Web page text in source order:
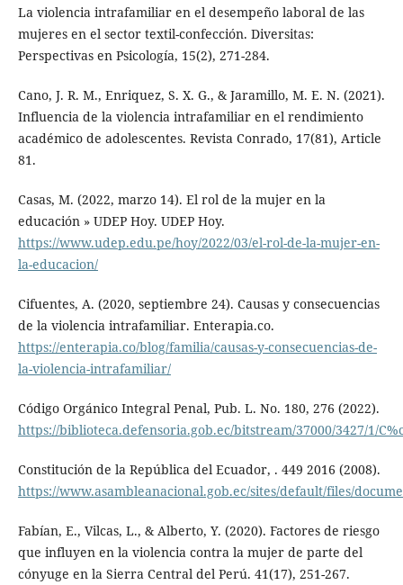
La violencia intrafamiliar en el desempeño laboral de las
mujeres en el sector textil-confección. Diversitas:
Perspectivas en Psicología, 15(2), 271-284.
Cano, J. R. M., Enriquez, S. X. G., & Jaramillo, M. E. N. (2021).
Influencia de la violencia intrafamiliar en el rendimiento
académico de adolescentes. Revista Conrado, 17(81), Article
81.
Casas, M. (2022, marzo 14). El rol de la mujer en la
educación » UDEP Hoy. UDEP Hoy.
https://www.udep.edu.pe/hoy/2022/03/el-rol-de-la-mujer-en-
la-educacion/
Cifuentes, A. (2020, septiembre 24). Causas y consecuencias
de la violencia intrafamiliar. Enterapia.co.
https://enterapia.co/blog/familia/causas-y-consecuencias-de-
la-violencia-intrafamiliar/
Código Orgánico Integral Penal, Pub. L. No. 180, 276 (2022).
https://biblioteca.defensoria.gob.ec/bitstream/37000/3427/1/
Constitución de la República del Ecuador, . 449 2016 (2008).
https://www.asambleanacional.gob.ec/sites/default/files/
Fabían, E., Vilcas, L., & Alberto, Y. (2020). Factores de riesgo
que influyen en la violencia contra la mujer de parte del
cónyuge en la Sierra Central del Perú. 41(17), 251-267.